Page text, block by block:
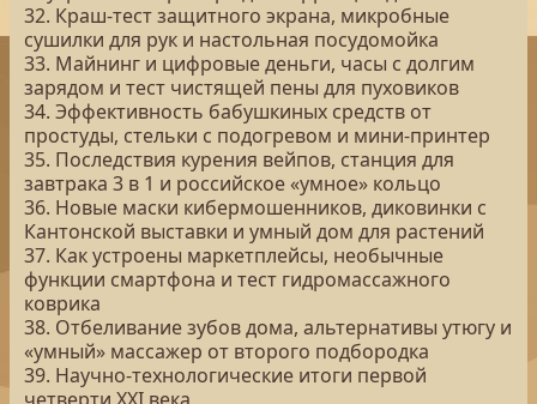
32. Краш-тест защитного экрана, микробные
сушилки для рук и настольная посудомойка
33. Майнинг и цифровые деньги, часы с долгим
зарядом и тест чистящей пены для пуховиков
34. Эффективность бабушкиных средств от
простуды, стельки с подогревом и мини-принтер
35. Последствия курения вейпов, станция для
завтрака 3 в 1 и российское «умное» кольцо
36. Новые маски кибермошенников, диковинки с
Кантонской выставки и умный дом для растений
37. Как устроены маркетплейсы, необычные
функции смартфона и тест гидромассажного
коврика
38. Отбеливание зубов дома, альтернативы утюгу и
«умный» массажер от второго подбородка
39. Научно-технологические итоги первой